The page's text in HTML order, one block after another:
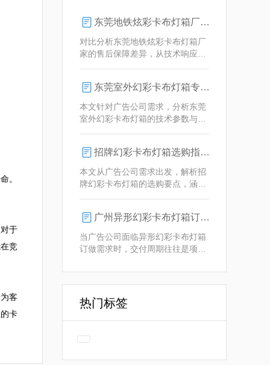
。
于
竞
客
卡
东莞地铁炫彩卡布灯箱厂家售后保障对比指南：广告公司选型核心要素解析
对比分析东莞地铁炫彩卡布灯箱厂
家的售后保障差异，从技术响应、
在动态效果与全天候耐用性上的专
业解决方案。
东莞室外幻彩卡布灯箱专业供应商技术解析
本文针对广告公司需求，分析东莞
室外幻彩卡布灯箱的技术参数与定
招牌幻彩卡布灯箱选购指南：广州广告公司专业视角
本文从广告公司需求出发，解析招
牌幻彩卡布灯箱的选购要点，涵盖
户提供专业解决方案。
广州异形幻彩卡布灯箱订做：广告人必看的交付周期决策指南
当广告公司面临异形幻彩卡布灯箱
订做需求时，交付周期往往是项目
过技术预配与柔性生产体系，将定
制周期压缩至行业领先水平？
热门标签